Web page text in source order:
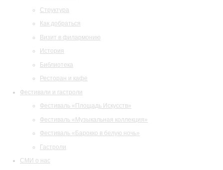
Структура
Как добраться
Визит в филармонию
История
Библиотека
Ресторан и кафе
Фестивали и гастроли
Фестиваль «Площадь Искусств»
Фестиваль «Музыкальная коллекция»
Фестиваль «Барокко в белую ночь»
Гастроли
СМИ о нас